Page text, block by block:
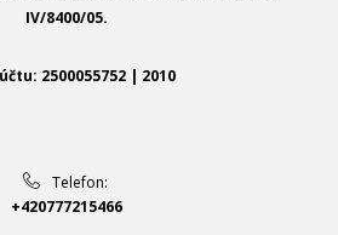
IV/8400/05.
2500055752 | 2010
Telefon:
+420777215466